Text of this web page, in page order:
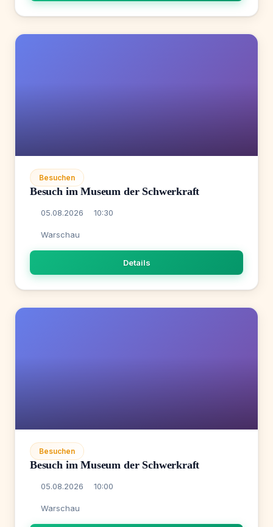
Besuchen
Besuch im Museum der Schwerkraft
05.08.2026 10:30
Warschau
Details
Besuchen
Besuch im Museum der Schwerkraft
05.08.2026 10:00
Warschau